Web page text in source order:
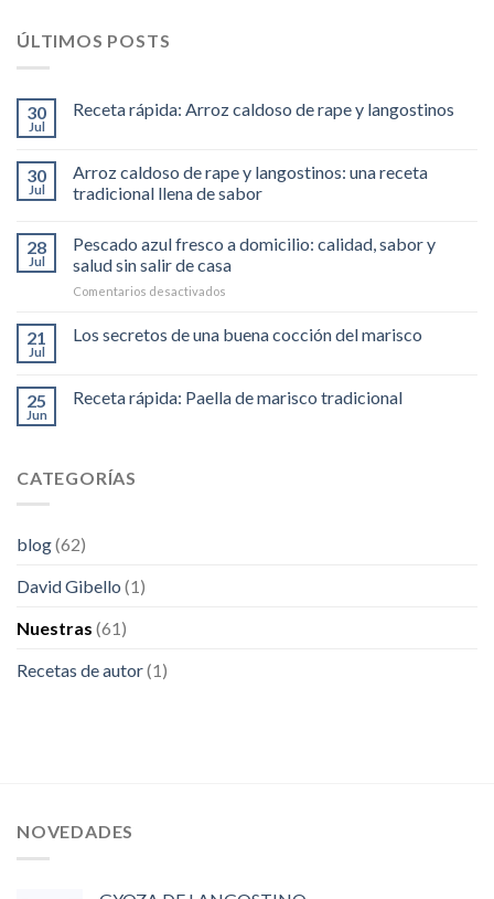
ÚLTIMOS POSTS
30
Jul
Receta rápida: Arroz caldoso de rape y langostinos
30
Jul
Arroz caldoso de rape y langostinos: una receta
tradicional llena de sabor
28
Jul
Pescado azul fresco a domicilio: calidad, sabor y
salud sin salir de casa
Comentarios desactivados
azul
fresco
calidad,
21
Jul
Los secretos de una buena cocción del marisco
25
Jun
Receta rápida: Paella de marisco tradicional
CATEGORÍAS
blog(62)
David Gibello (1)
Nuestras (61)
Recetas de autor(1)
NOVEDADES